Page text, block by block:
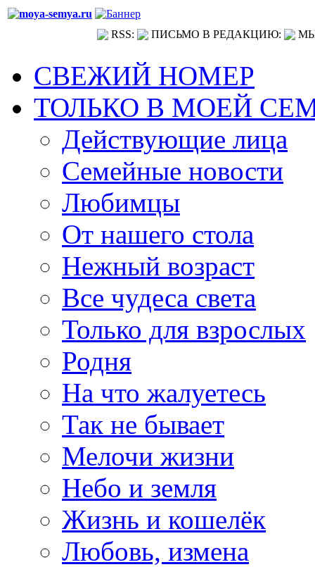
RSS: ПИСЬМО В РЕДАКЦИЮ:
СВЕЖИЙ НОМЕР
ТОЛЬКО В МОЕЙ
Действующие лица
Семейные новости
Любимцы
От нашего стола
Нежный возраст
Все чудеса света
Только для взрослых
Родня
На что жалуетесь
Так не бывает
Мелочи жизни
Небо и земля
Жизнь и кошелёк
Любовь, измена